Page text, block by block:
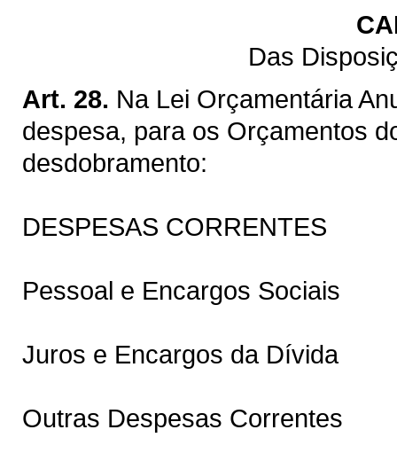
Das
Art. 28. Na Lei Orçamentária
despesa, para os Orçamentos
desdobramento:
DESPESAS CORRENTES
Pessoal e Encargos Sociais
Juros e Encargos da Dívida
Outras Despesas Correntes